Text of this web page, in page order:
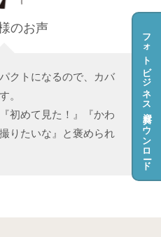
フォトビジネス資料ダウンロード
のお声
クトになるので、カバ
。
初めて見た！』『かわ
りたいな』と褒められ